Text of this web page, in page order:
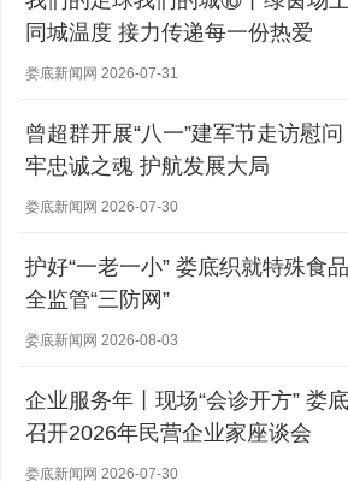
同城温度 接力传递每一份热爱
娄底新闻网 2026-07-31
曾超群开展“八一”建军节走访慰
牢忠诚之魂 护航发展大局
娄底新闻网 2026-07-30
护好“一老一小” 娄底织就特殊食
全监管“三防网”
娄底新闻网 2026-08-03
企业服务年丨现场“会诊开方” 娄底市
召开2026年民营企业家座谈会
娄底新闻网 2026-07-30